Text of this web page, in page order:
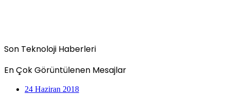
Son Teknoloji Haberleri
En Çok Görüntülenen Mesajlar
24 Haziran 2018